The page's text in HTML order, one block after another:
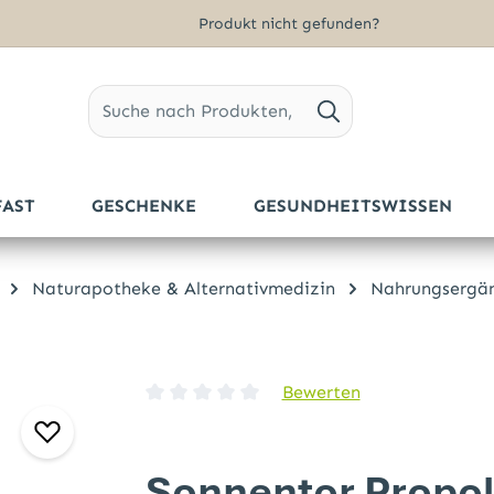
Produkt nicht gefunden?
GESCHENKE GESUNDHEITSWISSEN
Naturapotheke & Alternativmedizin
Bewerten